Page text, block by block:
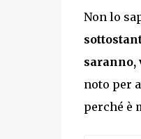
Non lo
saranno,
noto per
perché è